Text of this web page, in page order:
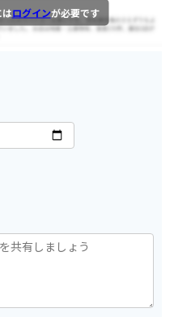
ログインが必要です